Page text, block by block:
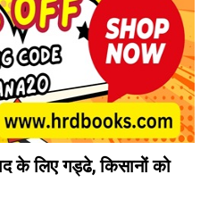
के लिए गड्ढे, किसानों को